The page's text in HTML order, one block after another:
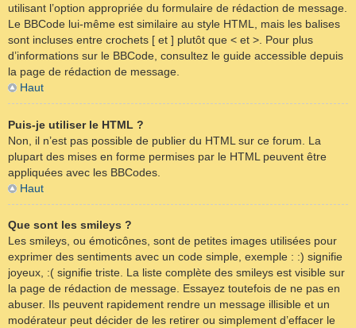
utilisant l’option appropriée du formulaire de rédaction de message.
Le BBCode lui-même est similaire au style HTML, mais les balises
sont incluses entre crochets [ et ] plutôt que < et >. Pour plus
d’informations sur le BBCode, consultez le guide accessible depuis
la page de rédaction de message.
Haut
Puis-je utiliser le HTML ?
Non, il n’est pas possible de publier du HTML sur ce forum. La
plupart des mises en forme permises par le HTML peuvent être
appliquées avec les BBCodes.
Haut
Que sont les smileys ?
Les smileys, ou émoticônes, sont de petites images utilisées pour
exprimer des sentiments avec un code simple, exemple : :) signifie
joyeux, :( signifie triste. La liste complète des smileys est visible sur
la page de rédaction de message. Essayez toutefois de ne pas en
abuser. Ils peuvent rapidement rendre un message illisible et un
modérateur peut décider de les retirer ou simplement d’effacer le